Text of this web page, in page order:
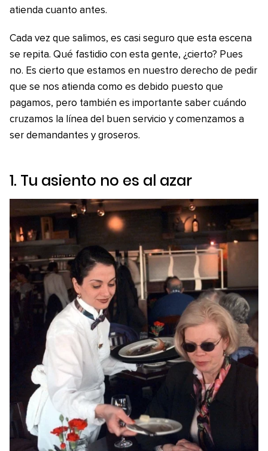
atienda cuanto antes.
Cada vez que salimos, es casi seguro que esta escena
se repita. Qué fastidio con esta gente, ¿cierto? Pues
no. Es cierto que estamos en nuestro derecho de pedir
que se nos atienda como es debido puesto que
pagamos, pero también es importante saber cuándo
cruzamos la línea del buen servicio y comenzamos a
ser demandantes y groseros.
1. Tu asiento no es al azar